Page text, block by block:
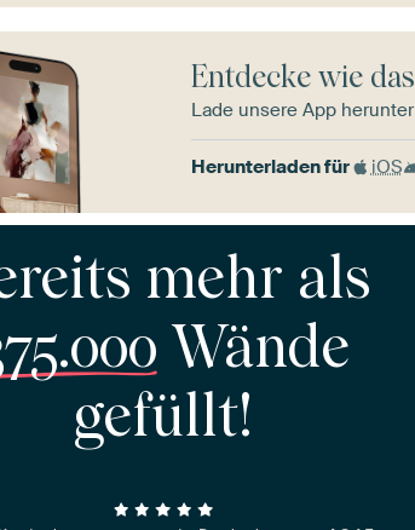
Entdecke wie
Lade unsere App
Herunterladen für iOS
mehr als
Wände
gefüllt!